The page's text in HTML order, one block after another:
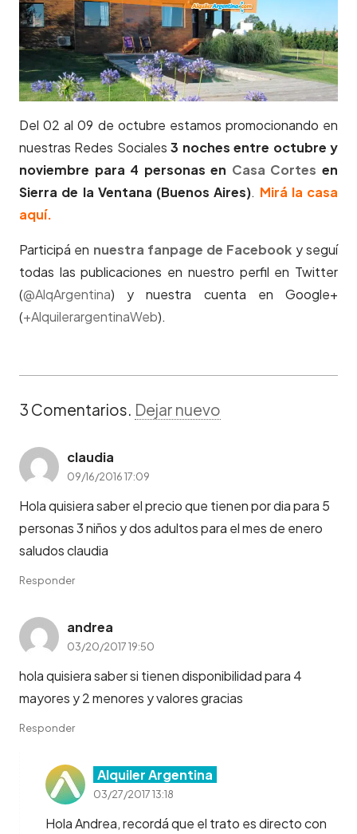
Del 02 al 09 de octubre estamos promocionando en
nuestras Redes Sociales3 noches entre octubre y
noviembre para 4 personas en Casa Cortes en
Sierra de la Ventana (Buenos Aires). Mirá la casa
aquí.
Participá en nuestra fanpage de Facebook y seguí
todas las publicaciones en nuestro perfil en Twitter
(@AlqArgentina) y nuestra cuenta en Google+
(+AlquilerargentinaWeb).
3 Comentarios. Dejar nuevo
claudia
09/16/2016 17:09
Hola quisiera saber el precio que tienen por dia para 5
personas 3 niños y dos adultos para el mes de enero
saludos claudia
Responder
andrea
03/20/2017 19:50
hola quisiera saber si tienen disponibilidad para 4
mayores y 2 menores y valores gracias
Responder
Alquiler Argentina
03/27/2017 13:18
Hola Andrea, recordá que el trato es directo con